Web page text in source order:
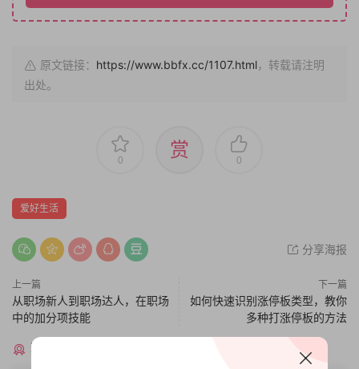
原文链接： https://www.bbfx.cc/1107.html，转载请注明
出处。
0 赏 0
爱好生活
分享海报
上一篇
从职场新人到职场达人，在职场
中的加分项技能
下一篇
如何快速识别涨停板类型，教你
多种打涨停板的方法
猜你喜欢